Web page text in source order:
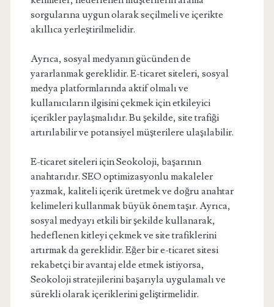
sorgularına uygun olarak seçilmeli ve içerikte
akıllıca yerleştirilmelidir.
Ayrıca, sosyal medyanın gücünden de
yararlanmak gereklidir. E-ticaret siteleri, sosyal
medya platformlarında aktif olmalı ve
kullanıcıların ilgisini çekmek için etkileyici
içerikler paylaşmalıdır. Bu şekilde, site trafiği
artırılabilir ve potansiyel müşterilere ulaşılabilir.
E-ticaret siteleri için Seokoloji, başarının
anahtarıdır. SEO optimizasyonlu makaleler
yazmak, kaliteli içerik üretmek ve doğru anahtar
kelimeleri kullanmak büyük önem taşır. Ayrıca,
sosyal medyayı etkili bir şekilde kullanarak,
hedeflenen kitleyi çekmek ve site trafiklerini
artırmak da gereklidir. Eğer bir e-ticaret sitesi
rekabetçi bir avantaj elde etmek istiyorsa,
Seokoloji stratejilerini başarıyla uygulamalı ve
sürekli olarak içeriklerini geliştirmelidir.